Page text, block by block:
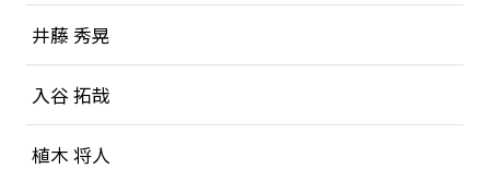
井藤 秀晃
入谷 拓哉
植木 将人